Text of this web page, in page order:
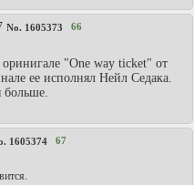
No. 1605373 66
"One way ticket" от
ее исполнял Нейл Седака.
1605374 67